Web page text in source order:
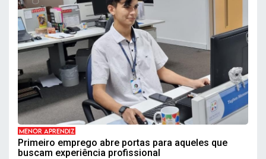
MENOR APRENDIZ
Primeiro emprego abre portas para aqueles que
buscam experiência profissional